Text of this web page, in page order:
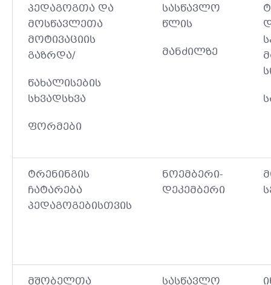
პედაგოგთა და
მოსწავლეთა
მოტივაციის
გაზრდა/
წახალისების
სხვადსხვა
ფორმები
სასწავლო
წლის
მანძილზე
ტრენინგის
ჩატარება
პედაგოგებისთვის
ნოემბერი-
დეკემბერი
მშობელთა სასწავლო